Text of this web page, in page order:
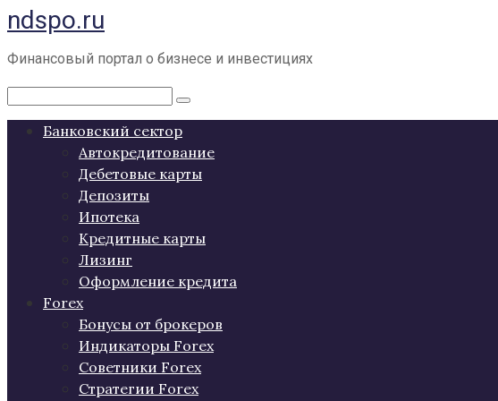
Перейти
к
контенту
ndspo.ru
Финансовый портал о бизнесе и инвестициях
Поиск:
Банковский сектор
Автокредитование
Дебетовые карты
Депозиты
Ипотека
Кредитные карты
Лизинг
Оформление кредита
Forex
Бонусы от брокеров
Индикаторы Forex
Советники Forex
Стратегии Forex